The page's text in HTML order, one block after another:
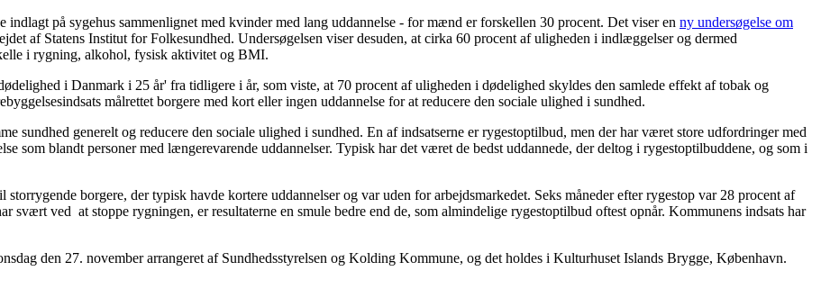
på sygehus sammenlignet med kvinder med lang uddannelse - for mænd er forskellen 30 procent. Det viser en ny undersøgelse om
af Statens Institut for Folkesundhed. Undersøgelsen viser desuden, at cirka 60 procent af uligheden i indlæggelser og dermed
i rygning, alkohol, fysisk aktivitet og BMI.
i Danmark i 25 år' fra tidligere i år, som viste, at 70 procent af uligheden i dødelighed skyldes den samlede effekt af tobak og
målrettet borgere med kort eller ingen uddannelse for at reducere den sociale ulighed i sundhed.
sundhed generelt og reducere den sociale ulighed i sundhed. En af indsatserne er rygestoptilbud, men der har været store udfordringer med
som blandt personer med længerevarende uddannelser. Typisk har det været de bedst uddannede, der deltog i rygestoptilbuddene, og som i
borgere, der typisk havde kortere uddannelser og var uden for arbejdsmarkedet. Seks måneder efter rygestop var 28 procent af
svært ved at stoppe rygningen, er resultaterne en smule bedre end de, som almindelige rygestoptilbud oftest opnår. Kommunens indsats har
den 27. november arrangeret af Sundhedsstyrelsen og Kolding Kommune, og det holdes i Kulturhuset Islands Brygge, København.